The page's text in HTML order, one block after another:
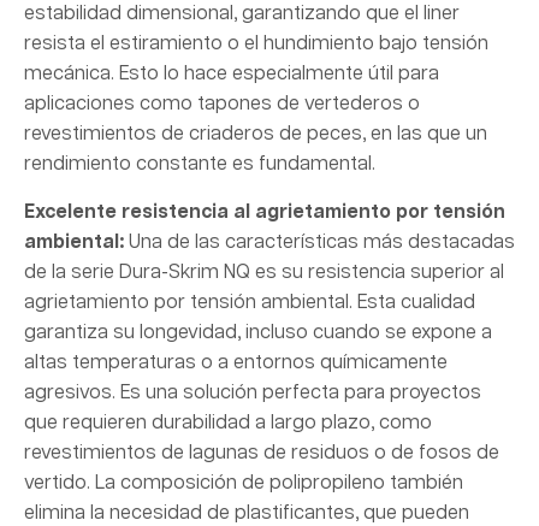
estabilidad dimensional, garantizando que el liner
resista el estiramiento o el hundimiento bajo tensión
mecánica. Esto lo hace especialmente útil para
aplicaciones como tapones de vertederos o
revestimientos de criaderos de peces, en las que un
rendimiento constante es fundamental.
Excelente resistencia al agrietamiento por tensión
ambiental: Una de las características más destacadas
de la serie Dura-Skrim NQ es su resistencia superior al
agrietamiento por tensión ambiental. Esta cualidad
garantiza su longevidad, incluso cuando se expone a
altas temperaturas o a entornos químicamente
agresivos. Es una solución perfecta para proyectos
que requieren durabilidad a largo plazo, como
revestimientos de lagunas de residuos o de fosos de
vertido. La composición de polipropileno también
elimina la necesidad de plastificantes, que pueden